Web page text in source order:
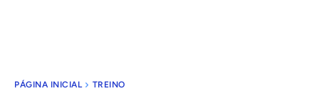
PÁGINA INICIAL TREINO